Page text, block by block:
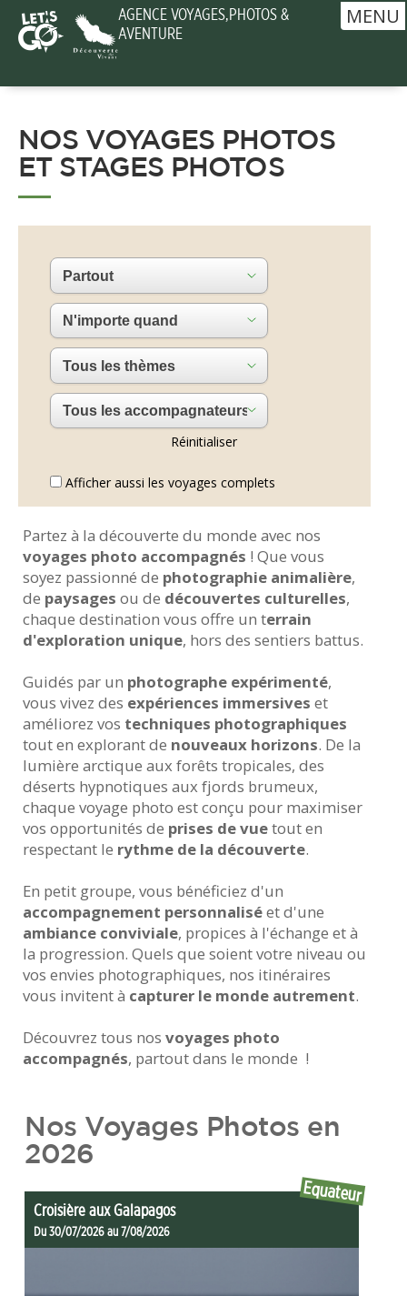
AGENCE VOYAGES,PHOTOS &
AVENTURE
MENU
NOS VOYAGES PHOTOS
ET STAGES PHOTOS
Réinitialiser
Afficher aussi les voyages complets
Partez à la découverte du monde avec nos
voyages photo accompagnés ! Que vous
soyez passionné de photographie animalière,
de paysages ou de découvertes culturelles,
chaque destination vous offre un terrain
d'exploration unique, hors des sentiers battus.
Guidés par un photographe expérimenté,
vous vivez des expériences immersives et
améliorez vos techniques photographiques
tout en explorant de nouveaux horizons. De la
lumière arctique aux forêts tropicales, des
déserts hypnotiques aux fjords brumeux,
chaque voyage photo est conçu pour maximiser
vos opportunités de prises de vuetout en
respectant le rythme de la découverte.
En petit groupe, vous bénéficiez d'un
accompagnement personnaliséet d'une
ambiance conviviale, propices à l'échange et à
la progression. Quels que soient votre niveau ou
vos envies photographiques, nos itinéraires
vous invitent à capturer le monde autrement.
Découvrez tous nos voyages photo
accompagnés, partout dans le monde !
Nos Voyages Photos en
2026
Croisière aux Galapagos
Equateur
Du 30/07/2026 au 7/08/2026